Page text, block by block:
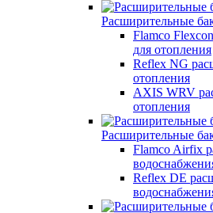
Расширительные
Flamco
для отопления
Reflex NG
отопления
AXIS WRV
отопления
Расширительные
Flamco Airfix
Reflex DЕ